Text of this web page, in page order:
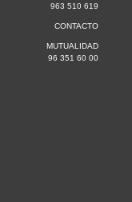
963 510 619
CONTACTO
MUTUALIDAD
96 351 60 00